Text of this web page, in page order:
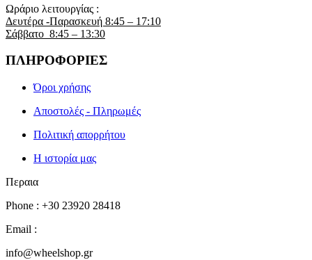
Ωράριο λειτουργίας :
Δευτέρα -Παρασκευή 8:45 – 17:10
Σάββατο 8:45 – 13:30
ΠΛΗΡΟΦΟΡΙΕΣ
Όροι χρήσης
Αποστολές - Πληρωμές
Πολιτική απορρήτου
Η ιστορία μας
Περαια
Phone : +30 23920 28418
Email :
info@wheelshop.gr